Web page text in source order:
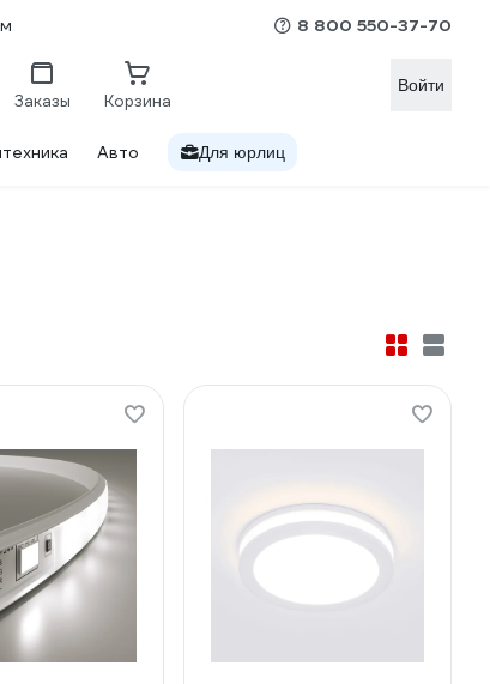
8 800 550-37-70
Заказы Корзина
Войти
Авто Для юрлиц